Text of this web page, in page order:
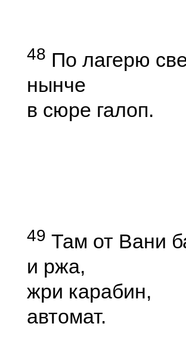
48 По лагерю
нынче
в сюре галоп.
49 Там от Вани
и ржа,
жри карабин,
автомат.